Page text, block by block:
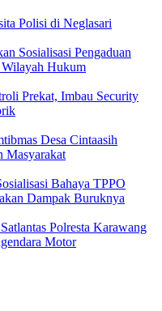
Polisi di Neglasari
Sosialisasi Pengaduan
Wilayah Hukum
Prekat, Imbau Security
Desa Cintaasih
Masyarakat
Bahaya TPPO
Dampak Buruknya
Polresta Karawang
Motor